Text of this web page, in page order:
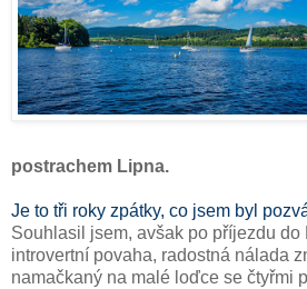
postrachem Lipna.
Je to tři roky zpátky, co jsem byl
Souhlasil jsem, avšak po příjezdu do
introvertní povaha, radostná nálada
namačkaný na malé loďce se čtyřmi